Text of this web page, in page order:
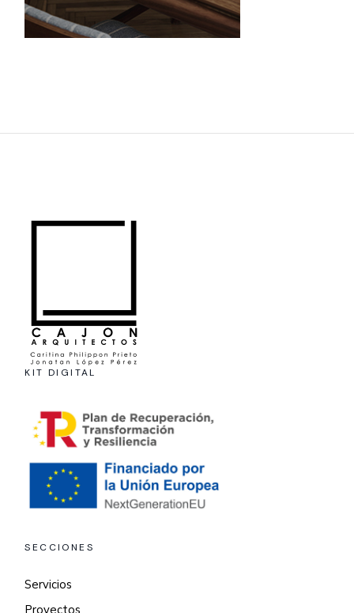
KIT DIGITAL
SECCIONES
Servicios
Proyectos